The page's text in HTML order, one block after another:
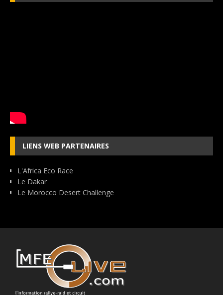
LIENS WEB PARTENAIRES
L'Africa Eco Race
Le Dakar
Le Morocco Desert Challenge